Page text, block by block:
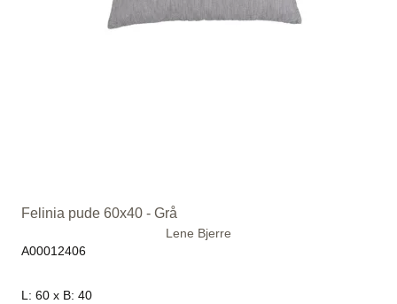
Felinia pude 60x40 - Grå
Lene Bjerre
A00012406
L: 60 x B: 40